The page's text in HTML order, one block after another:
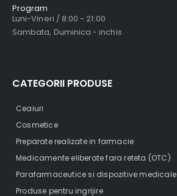
Program
Luni-Vineri / 8:00 - 21:00
Sambata, Duminica - inchis
CATEGORII PRODUSE
Ceaiuri
Cosmetice
Preparate realizate in farmacie
Medicamente eliberate fara reteta (OTC)
Parafarmaceutice si dispozitive medicale
Produse pentru ingrijire